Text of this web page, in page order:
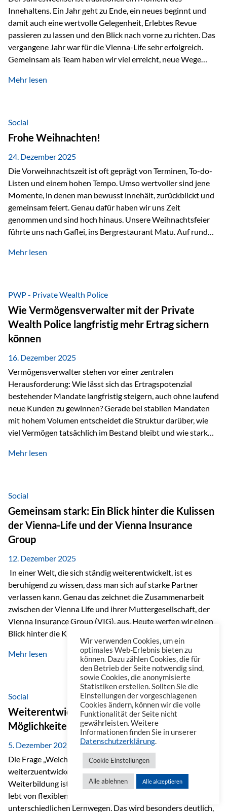
Innehaltens. Ein Jahr geht zu Ende, ein neues beginnt und
damit auch eine wertvolle Gelegenheit, Erlebtes Revue
passieren zu lassen und den Blick nach vorne zu richten. Das
vergangene Jahr war für die Vienna-Life sehr erfolgreich.
Gemeinsam als Team haben wir viel erreicht, neue Wege
Veranstaltungen wie der Schnifisschnauf, aber auch unsere
starkes Miteinander ist. Neben diesen gemeinsamen
Erlebnissen konnten wir…
Mehr lesen
Social
Frohe Weihnachten!
24. Dezember 2025
Die Vorweihnachtszeit ist oft geprägt von Terminen, To-do-
Listen und einem hohen Tempo. Umso wertvoller sind jene
Momente, in denen man bewusst innehält, zurückblickt und
gemeinsam feiert. Genau dafür haben wir uns Zeit
genommen und sind hoch hinaus. Unsere Weihnachtsfeier
führte uns nach Gaflei, ins Bergrestaurant Matu. Auf rund
beeindruckendes Panorama, sondern auch etwas, das im
verschneiter Landschaft, bei feinem Essen, guter Musik und
einer entspannten…
Mehr lesen
PWP - Private Wealth Police
Wie Vermögensverwalter mit der Private
Wealth Police langfristig mehr Ertrag sichern
können
16. Dezember 2025
Vermögensverwalter stehen vor einer zentralen
Herausforderung: Wie lässt sich das Ertragspotenzial
bestehender Mandate langfristig steigern, auch ohne laufend
neue Kunden zu gewinnen? Gerade bei stabilen Mandaten
mit hohem Volumen entscheidet die Struktur darüber, wie
viel Vermögen tatsächlich im Bestand bleibt und wie stark
Beispiel verdeutlicht diese Wirkung besonders deutlich.
hinzukommen, spielt nicht nur die Rendite eine Rolle. Auch
steuerliche Effekte haben einen erheblichen Einfluss auf…
Mehr lesen
Social
Gemeinsam stark: Ein Blick hinter die Kulissen
der Vienna-Life und der Vienna Insurance
Group
12. Dezember 2025
In einer Welt, die sich ständig weiterentwickelt, ist es
beruhigend zu wissen, dass man sich auf starke Partner
verlassen kann. Genau das zeichnet die Zusammenarbeit
zwischen der Vienna Life und ihrer Muttergesellschaft, der
Vienna Insurance Group (VIG), aus. Heute werfen wir einen
Blick hinter die Kulissen auf eine Unternehmensgruppe mit
beeindruckender Geschichte, gewachsenem Know-how und
einem stabilen Fundament. Ein starkes Netzwerk in ganz
Europa Die Vienna Insurance Group ist die führende
Versicherungsgruppe in Zentral- und Osteuropa. Mit über
50 Versicherungsgesellschaften in insgesamt 30 Ländern
verbindet sie regionale Stärke mit internationaler
Kompetenz.
Mehr lesen
Social
Weiterentwicklung im Berufsalltag: Welche
Möglichkeiten es gibt
5. Dezember 2025
Die Frage „Welche Möglichkeiten gibt es, sich
weiterzuentwickeln?“ lässt sich heute vielseitig beantworten.
Weiterbildung ist längst kein starrer Prozess mehr, sondern
lebt von flexiblen Formaten, individuellen Bedürfnissen und
unterschiedlichen Lernwegen. Das wird besonders deutlich,
Wir verwenden Cookies, um ein
optimales Web-Erlebnis bieten zu
können. Dazu zählen Cookies, die für
den Betrieb der Seite notwendig sind,
sowie Cookies, die anonymisierte
Statistiken erstellen. Sollten Sie die
Einstellungen der vorgeschlagenen
Cookies ändern, können wir die volle
Funktionalität der Seite nicht
gewährleisten. Weitere
Informationen finden Sie in unserer
Datenschutzerklärung.
Cookie Einstellungen
Alle ablehnen Alle akzeptieren